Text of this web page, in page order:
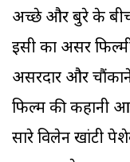
अच्छे और बुरे के
इसी का असर
असरदार और
फिल्म की कहानी
सारे विलेन खांटी